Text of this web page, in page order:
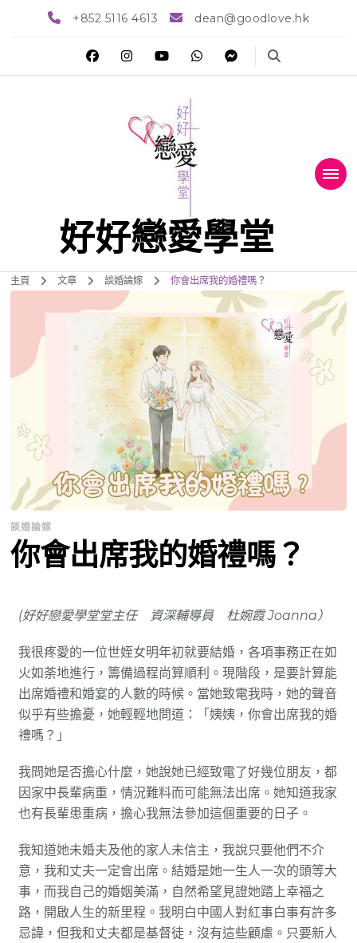
+852 5116 4613 dean@goodlove.hk
好好戀愛學堂
主頁 文章 談婚論嫁 你會出席我的婚禮嗎？
談婚論嫁
你會出席我的婚禮嗎？
(好好戀愛學堂堂主任 資深輔導員 杜婉霞 Joanna）
我很疼愛的一位世姪女明年初就要結婚，各項事務正在如
火如荼地進行，籌備過程尚算順利。現階段，是要計算能
出席婚禮和婚宴的人數的時候。當她致電我時，她的聲音
似乎有些擔憂，她輕輕地問道：「姨姨，你會出席我的婚
禮嗎？」
我問她是否擔心什麼，她說她已經致電了好幾位朋友，都
因家中長輩病重，情況難料而可能無法出席。她知道我家
也有長輩患重病，擔心我無法參加這個重要的日子。
我知道她未婚夫及他的家人未信主，我說只要他們不介
意，我和丈夫一定會出席。結婚是她一生人一次的頭等大
事，而我自己的婚姻美滿，自然希望見證她踏上幸福之
路，開啟人生的新里程。我明白中國人對紅事白事有許多
忌諱，但我和丈夫都是基督徒，沒有這些顧慮。只要新人